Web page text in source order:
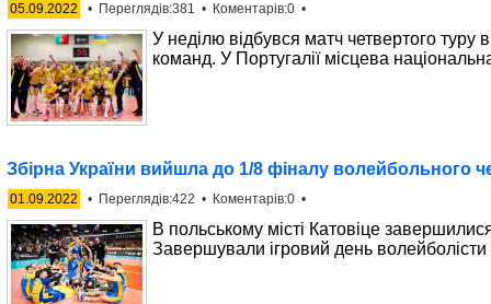
05.09.2022 • Переглядів:381 • Коментарів:0 •
У неділю відбувся матч четвертого туру
команд. У Португалії місцева
Збірна України вийшла до 1/8 фіналу волейбольного
01.09.2022 • Переглядів:422 • Коментарів:0 •
В польському місті Катовіце
Завершували ігровий день волейболісти